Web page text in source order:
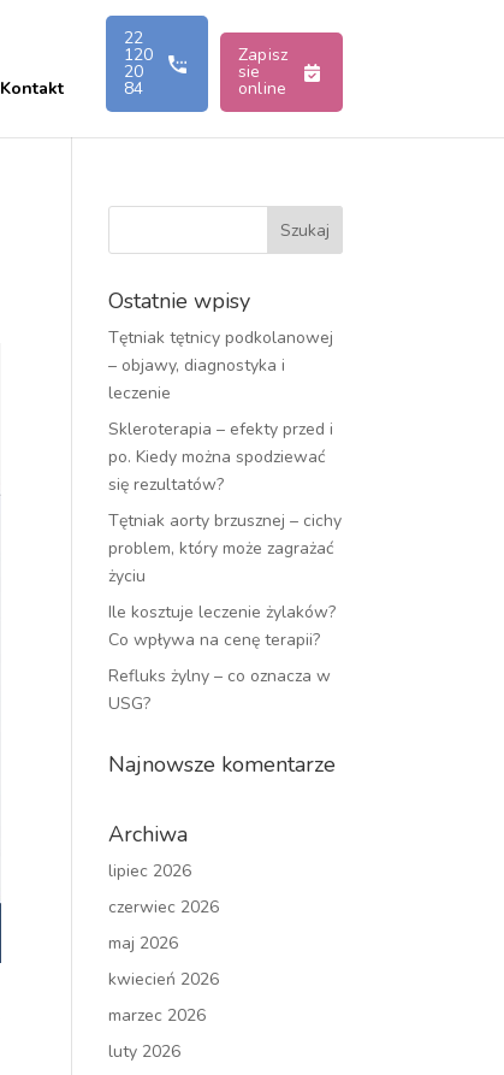
Kontakt
22
120
20
84
Zapisz
sie
online
Ostatnie wpisy
Tętniak tętnicy podkolanowej
– objawy, diagnostyka i
leczenie
Skleroterapia – efekty przed i
po. Kiedy można spodziewać
się rezultatów?
Tętniak aorty brzusznej – cichy
problem, który może zagrażać
życiu
Ile kosztuje leczenie żylaków?
Co wpływa na cenę terapii?
Refluks żylny – co oznacza w
USG?
Najnowsze komentarze
Archiwa
lipiec 2026
czerwiec 2026
maj 2026
kwiecień 2026
marzec 2026
luty 2026